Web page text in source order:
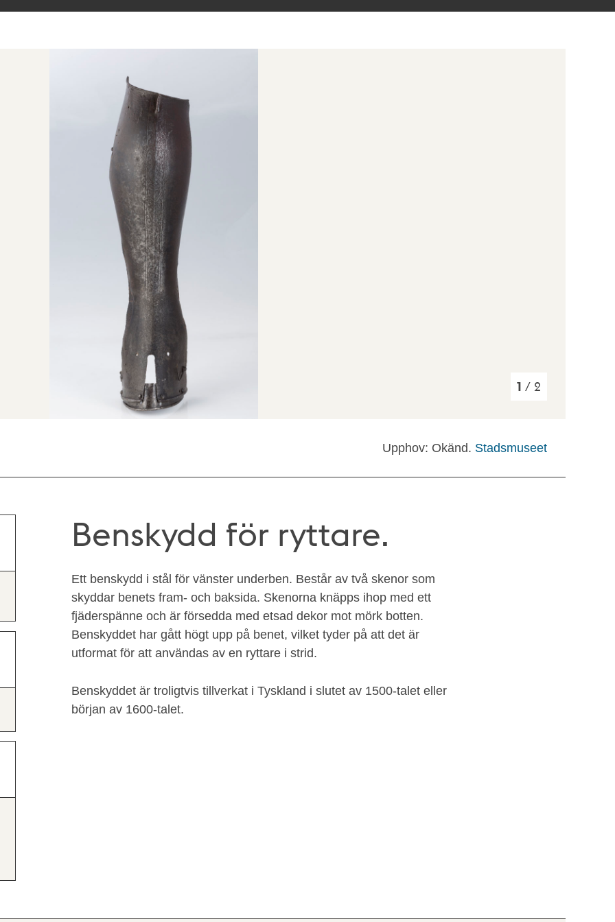
1 / 2
Upphov: Okänd. Stadsmuseet
Benskydd för ryttare.
Ett benskydd i stål för vänster underben. Består av två skenor som
skyddar benets fram- och baksida. Skenorna knäpps ihop med ett
fjäderspänne och är försedda med etsad dekor mot mörk botten.
Benskyddet har gått högt upp på benet, vilket tyder på att det är
utformat för att användas av en ryttare i strid.
Benskyddet är troligtvis tillverkat i Tyskland i slutet av 1500-talet eller
början av 1600-talet.